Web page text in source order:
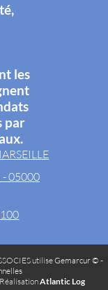
les
par
- 05000
utiliseGemarcur © -
Atlantic Log